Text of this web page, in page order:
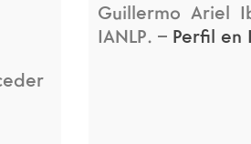
Guillermo Ariel
IANLP. – Perfil en